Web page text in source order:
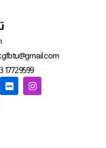
17729599